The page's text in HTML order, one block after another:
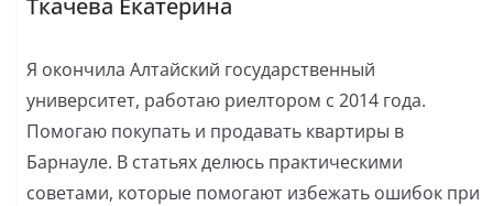
Я окончила Алтайский государственный
университет, работаю риелтором с 2014 года.
Помогаю покупать и продавать квартиры в
Барнауле. В статьях делюсь практическими
советами, которые помогают избежать ошибок при